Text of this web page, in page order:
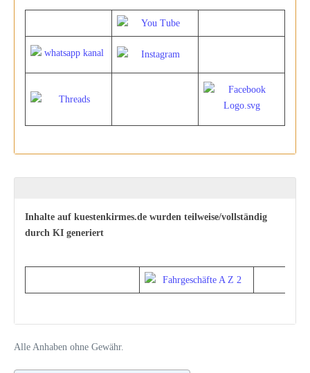
Inhalte auf kuestenkirmes.de wurden teilweise/vollständig
durch KI generiert
Alle Anhaben ohne Gewähr.